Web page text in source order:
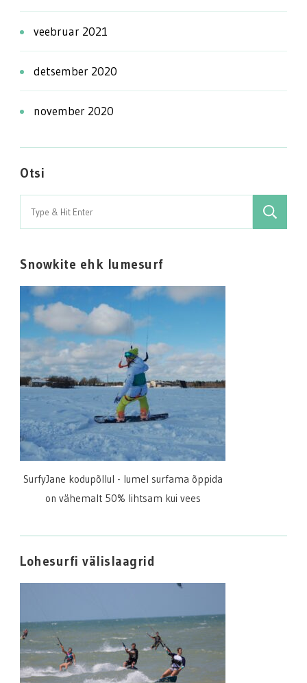
veebruar 2021
detsember 2020
november 2020
Otsi
Search
for:
Snowkite ehk lumesurf
SurfyJane kodupõllul - lumel surfama õppida
on vähemalt 50% lihtsam kui vees
Lohesurfi välislaagrid